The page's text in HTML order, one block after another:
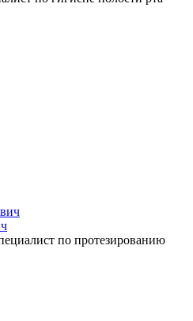
по протезированию